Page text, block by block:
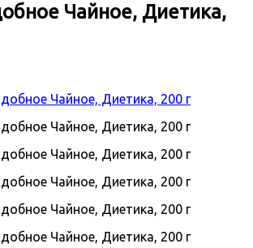
Чайное, Диетика,